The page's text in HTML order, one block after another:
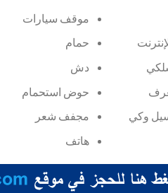
وكي
موقف سيارات
حمام
دش
حوض استحمام
مجفف شعر
هاتف